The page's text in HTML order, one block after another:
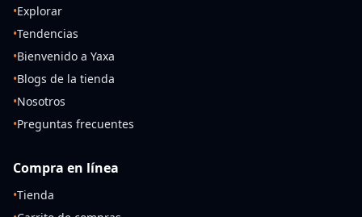
•Explorar
•Tendencias
•Bienvenido a Yaxa
•Blogs de la tienda
•Nosotros
•Preguntas frecuentes
Compra en línea
•Tienda